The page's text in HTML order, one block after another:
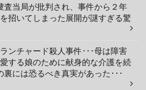
査当局が批判され、事件から２年
招いてしまった展開が謎すぎる驚
ンチャード殺人事件･･･母は障害
する娘のために献身的な介護を続
裏には恐るべき真実があった･･･